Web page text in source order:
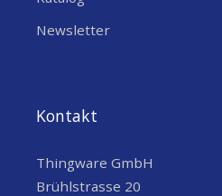
Newsletter
Kontakt
Thingware GmbH
Brühlstrasse 20